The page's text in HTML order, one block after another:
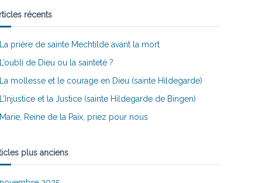
récents
La prière de sainte Mechtilde avant la mort
L’oubli de Dieu ou la sainteté ?
La mollesse et le courage en Dieu (sainte Hildegarde)
L’Injustice et la Justice (sainte Hildegarde de Bingen)
Marie, Reine de la Paix, priez pour nous
plus anciens